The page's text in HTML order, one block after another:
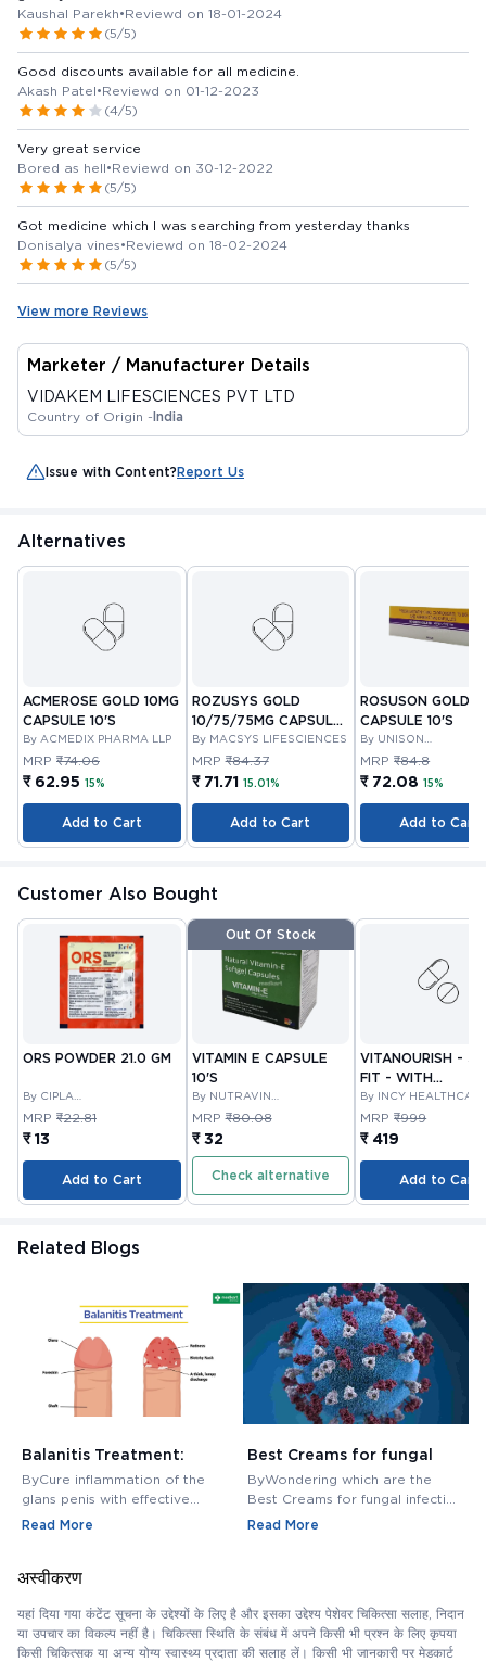
Kaushal Parekh•Reviewd on 18-01-2024
(5/5)
Good discounts available for all medicine.
Akash Patel•Reviewd on 01-12-2023
(4/5)
Very great service
Bored as hell•Reviewd on 30-12-2022
(5/5)
Got medicine which I was searching from yesterday thanks
Donisalya vines•Reviewd on 18-02-2024
(5/5)
View more Reviews
Marketer / Manufacturer Details
VIDAKEM LIFESCIENCES PVT LTD
Country of Origin -India
Issue with Content?Report Us
Alternatives
ACMEROSE GOLD 10MG
CAPSULE 10'S
By ACMEDIX PHARMA LLP
MRP ₹74.06
₹ 62.95 15%
Add to Cart
ROZUSYS GOLD
10/75/75MG CAPSULE
10'S
By MACSYS LIFESCIENCES
MRP ₹84.37
₹ 71.71 15.01%
Add to Cart
ROSUSON GOLD
CAPSULE 10'S
By UNISON
PHARMACEUTICALS
MRP ₹84.8
₹ 72.08 15%
Add to Cart
Customer Also Bought
ORS POWDER 21.0 GM
By CIPLA
PHARMACEUTICAL
MRP ₹22.81
₹ 13
Add to Cart
Out Of Stock
VITAMIN E CAPSULE
10'S
By NUTRAVIN
LABORATORIES
MRP ₹80.08
₹ 32
Check alternative
VITANOURISH -
FIT - WITH
GLUCOSAMINE &
BOSWELLIA FOR
JOINTS TABLET
By INCY
LTD
MRP ₹999
₹ 419
Add to Cart
Related Blogs
Balanitis Treatment:
Medications, Antibiotics,
and Creams
ByCure inflammation of the
glans penis with effective
balanitis treatment. Discover
Read More
Best Creams for fungal
infection in private area -
Buy Cream Online
ByWondering which are the
Best Creams for fungal infection
in private area? Buy Fungal
Read More
अस्वीकरण
यहां दिया गया कंटेंट सूचना के उद्देश्यों के लिए है और इसका उद्देश्य पेशेवर चिकित्सा सलाह, निदान
या उपचार का विकल्प नहीं है। चिकित्सा स्थिति के संबंध में अपने किसी भी प्रश्न के लिए कृपया
किसी चिकित्सक या अन्य योग्य स्वास्थ्य प्रदाता की सलाह लें। किसी भी जानकारी पर मेडकार्ट